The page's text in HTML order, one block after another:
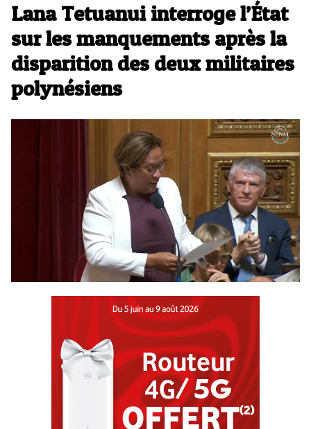
​Lana Tetuanui interroge l’État
sur les manquements après la
disparition des deux militaires
polynésiens